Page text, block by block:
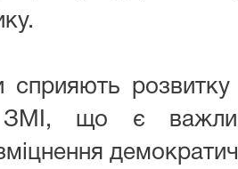
сприяють
що є